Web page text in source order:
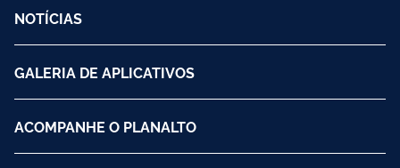
NOTÍCIAS
GALERIA DE APLICATIVOS
ACOMPANHE O PLANALTO